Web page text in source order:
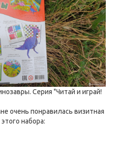
Серия "Читай и играй!
очень понравилась визитная
набора: